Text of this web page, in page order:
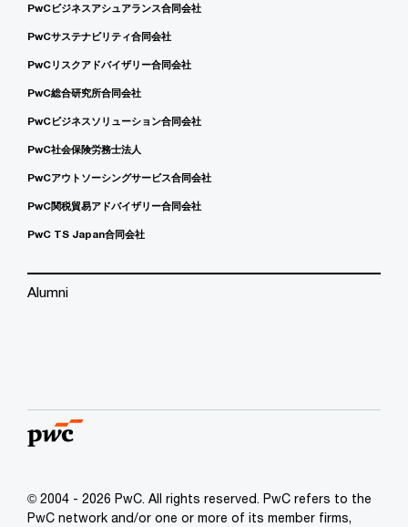
PwCビジネスアシュアランス合同会社
PwCサステナビリティ合同会社
PwCリスクアドバイザリー合同会社
PwC総合研究所合同会社
PwCビジネスソリューション合同会社
PwC社会保険労務士法人
PwCアウトソーシングサービス合同会社
PwC関税貿易アドバイザリー合同会社
PwC TS Japan合同会社
Alumni
© 2004 - 2026 PwC. All rights reserved. PwC refers to the
PwC network and/or one or more of its member firms,